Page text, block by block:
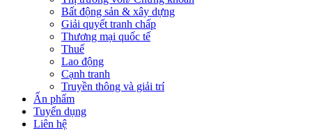
Bất động sản & xây dựng
Giải quyết tranh chấp
Thương mại quốc tế
Thuế
Lao động
Cạnh tranh
Truyền thông và giải trí
Ấn phẩm
Tuyển dụng
Liên hệ